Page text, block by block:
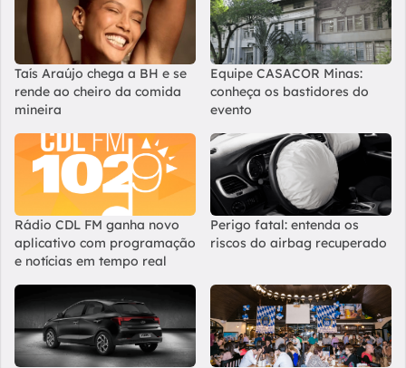
Taís Araújo chega a BH e se
rende ao cheiro da comida
mineira
Equipe CASACOR Minas:
conheça os bastidores do
evento
Rádio CDL FM ganha novo
aplicativo com programação
e notícias em tempo real
Perigo fatal: entenda os
riscos do airbag recuperado